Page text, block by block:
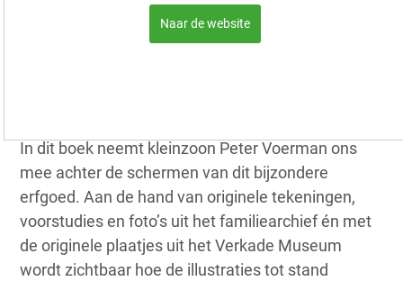
en de verhalen erachter. Wat ooit begon als een
reclamecampagne, groeide uit tot een van de
In dit boek neemt kleinzoon Peter Voerman ons
mee achter de schermen van dit bijzondere
erfgoed. Aan de hand van originele tekeningen,
voorstudies en foto’s uit het familiearchief én met
de originele plaatjes uit het Verkade Museum
wordt zichtbaar hoe de illustraties tot stand
Naar de website